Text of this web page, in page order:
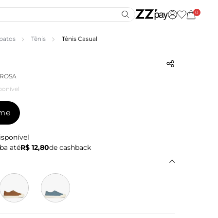
0
Tênis Tênis Casual
atéR$ 12,80de cashback